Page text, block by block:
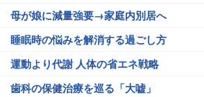
母が娘に減量強要→家庭内別居へ
睡眠時の悩みを解消する過ごし方
運動より代謝 人体の省エネ戦略
歯科の保健治療を巡る「大嘘」